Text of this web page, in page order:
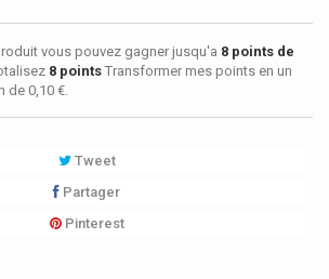
vous pouvez gagner jusqu'a 8 points de
8 points Transformer mes points en un
de 0,10 €
Tweet
Partager
Pinterest